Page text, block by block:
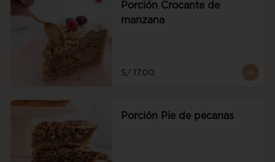
Porción Crocante de
manzana
S/ 17.00
Porción Pie de pecanas